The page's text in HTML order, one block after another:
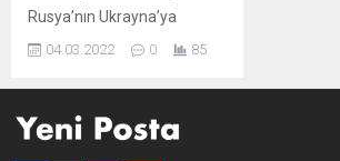
Rusya’nın Ukrayna’ya
haftada ülkelerini terk
Avrupa ülkeleri, Orta Doğu
04.03.2022 0 85